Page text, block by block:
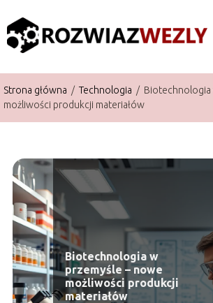
Strona główna / Technologia / Biotechnologia
możliwości produkcji materiałów
Biotechnologia w
przemyśle – nowe
możliwości produkcji
materiałów